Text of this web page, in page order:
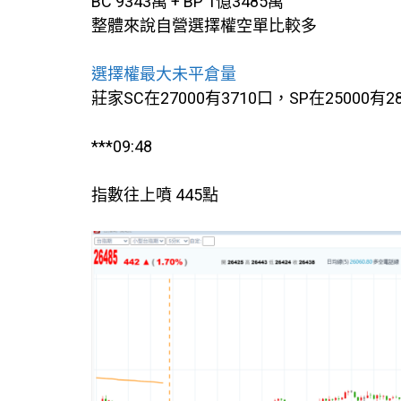
整體來說自營選擇權空單比較多
選擇權最大未平倉量
莊家SC在27000有3710口，SP在25000有
***09:48
指數往上噴 445點